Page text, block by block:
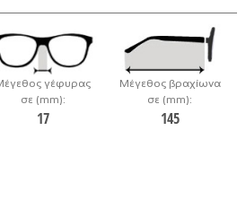
γέφυρας
σε (mm):
17
Μέγεθος βραχίωνα
σε (mm):
145